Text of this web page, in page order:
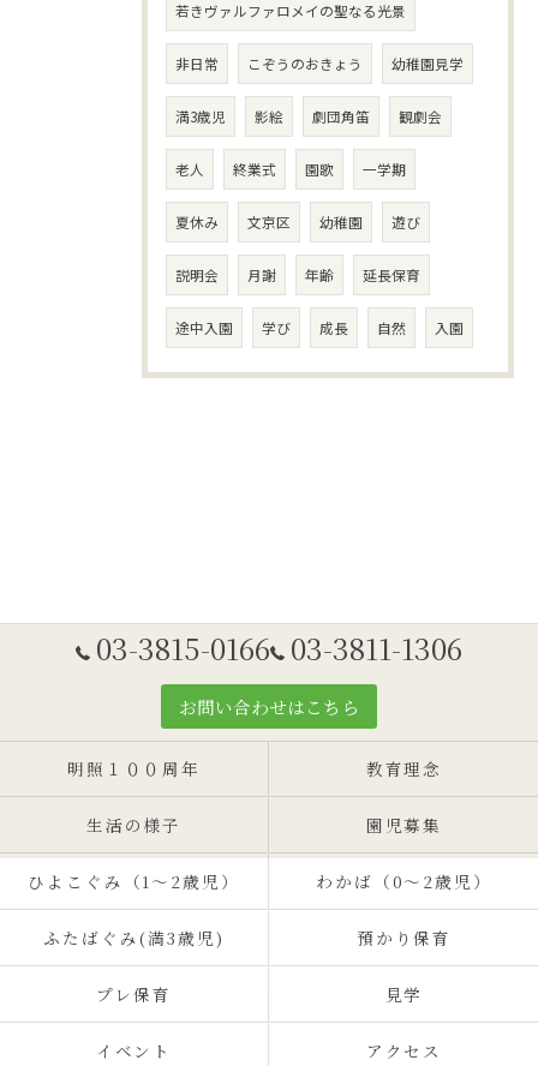
若きヴァルファロメイの聖なる光景
非日常 こぞうのおきょう 幼稚園見学
満3歳児 影絵 劇団角笛 観劇会
老人 終業式 園歌 一学期
夏休み 文京区 幼稚園 遊び
説明会 月謝 年齢 延長保育
途中入園 学び 成長 自然 入園
03-3815-0166 03-3811-1306
お問い合わせはこちら
明照１００周年 教育理念
生活の様子 園児募集
ひよこぐみ（1〜2歳児） わかば（0～2歳児）
ふたばぐみ(満3歳児) 預かり保育
プレ保育 見学
イベント アクセス